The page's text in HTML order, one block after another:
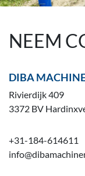
NEEM
DIBA
Rivierdijk 409
3372 BV
+31-184-614611